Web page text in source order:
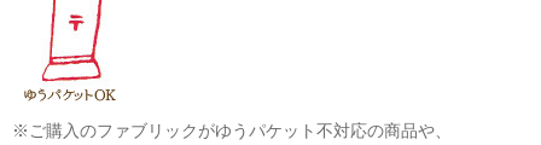
※ご購入のファブリックがゆうパケット不対応の商品や、